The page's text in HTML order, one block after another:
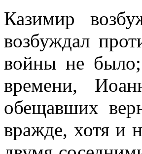
Казимир
возбуждал
войны не
времени,
обещавших
вражде, хотя и